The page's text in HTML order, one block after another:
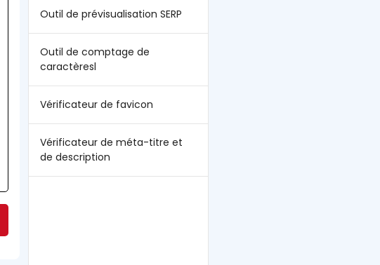
Outil de prévisualisation SERP
Outil de comptage de
caractèresl
Vérificateur de favicon
Vérificateur de méta-titre et
de description